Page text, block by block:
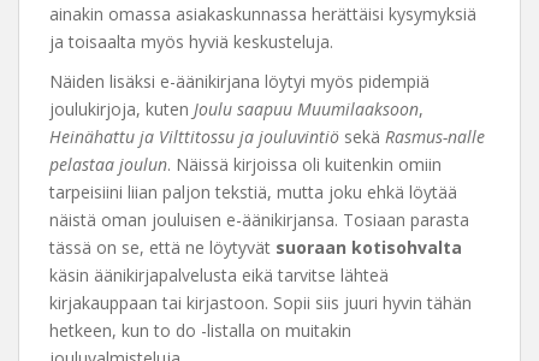
ainakin omassa asiakaskunnassa herättäisi kysymyksiä
ja toisaalta myös hyviä keskusteluja.
Näiden lisäksi e-äänikirjana löytyi myös pidempiä
joulukirjoja, kuten Joulu saapuu Muumilaaksoon,
Heinähattu ja Vilttitossu ja jouluvintiö sekä Rasmus-nalle
pelastaa joulun. Näissä kirjoissa oli kuitenkin omiin
tarpeisiini liian paljon tekstiä, mutta joku ehkä löytää
näistä oman jouluisen e-äänikirjansa. Tosiaan parasta
tässä on se, että ne löytyvät suoraan kotisohvalta
käsin äänikirjapalvelusta eikä tarvitse lähteä
kirjakauppaan tai kirjastoon. Sopii siis juuri hyvin tähän
hetkeen, kun to do -listalla on muitakin